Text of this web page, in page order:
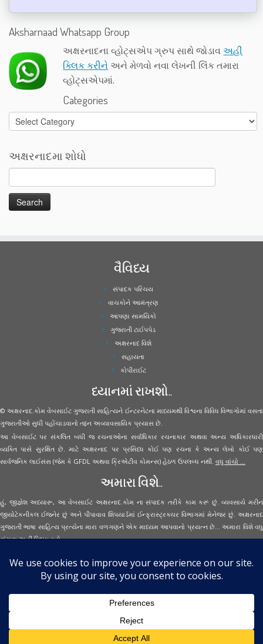
Aksharnaad Whatsapp Group
અક્ષરનાદના વ્હોટ્સએપ ગ્રુપ સાથે જોડાવઅહીં
ક્લિક કરીને અને મેળવો નવા લેખની લિંક તમારા
વ્હોટ્સએપમાં.
Categories
Categories
અક્ષરનાદમા શોધો
વૈવિધ્ય
સંપાદક પરિચય
વાચકોને આમંત્રણ
આપણા સામયિકો
ગુજરાતી ટાઈપપેડ
અક્ષરનાદ વિશે
સહાયતા
કોપીરાઈટ
ધ્યાનમાં રાખશો..
© અક્ષરનાદ.કોમ વેબસાઈટ ગુજરાતી સાહિત્યને ઈન્ટરનેટના માધ્યમથી વિશ્વના વિવિધ વિભાગોમાં વસતા
ગુજરાતીઓ સુધી પહોંચાડવાનો તદ્દન અવ્યાવસાયિક પ્રયાસ છે.
આ વેબસાઈટ પર સંકલિત બધી જ રચનાઓના સર્વાધિકાર રચનાકાર અથવા અન્ય અધિકારધારી
વ્યક્તિ પાસે સુરક્ષિત છે. માટે અક્ષરનાદ પર પ્રસિધ્ધ કોઈ પણ રચના કે અન્ય લેખો કોઈ પણ
સાર્વજનિક લાઈસંસ (જેમ કે GFDL અથવા ક્રિએટીવ કોમન્સ) હેઠળ ઉપલબ્ધ નથી. વધુ વાંચો ...
અમારા વિશે..
હું, જીજ્ઞેશ અધ્યારૂ, આ વેબસાઈટ અક્ષરનાદ.કોમ ના સંપાદક તરીકે કામ કરૂં છું. વ્યવસાયે મરીન
જીયોટેકનીકલ ઈજનેર છું અને પીપાવાવ શિપયાર્ડમાં ઈન્ફ્રાસ્ટ્રક્ચર વિભાગમાં મેનેજર છું. અક્ષરનાદ
ગુજરાતી ભાષા સાહિત્ય પ્રત્યેના મારા વળગણને એક માધ્યમ આપવાનો પ્રયત્ન છે... અમારા વિશે વધુ
વાંચવાઅહીં ક્લિક કરો...
Secured Site Assurance
Aksharnaad.com
By Jignesh Adhyaru ·
· All Rights Reserved ·